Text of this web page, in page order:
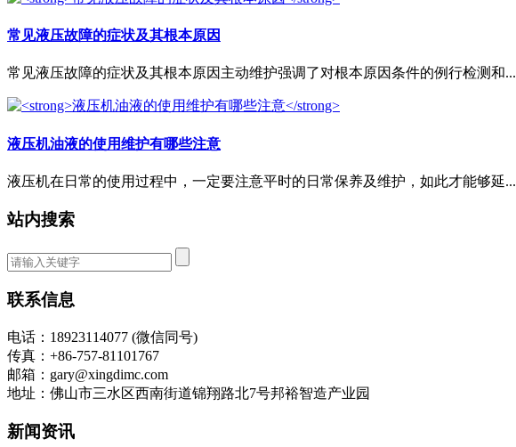
常见液压故障的症状及其根本原因
常见液压故障的症状及其根本原因主动维护强调了对根本原因条件的例行检测和...
液压机油液的使用维护有哪些注意
液压机在日常的使用过程中，一定要注意平时的日常保养及维护，如此才能够延...
站内搜索
联系信息
电话：18923114077 (微信同号)
传真：+86-757-81101767
邮箱：gary@xingdimc.com
地址：佛山市三水区西南街道锦翔路北7号邦裕智造产业园
新闻资讯